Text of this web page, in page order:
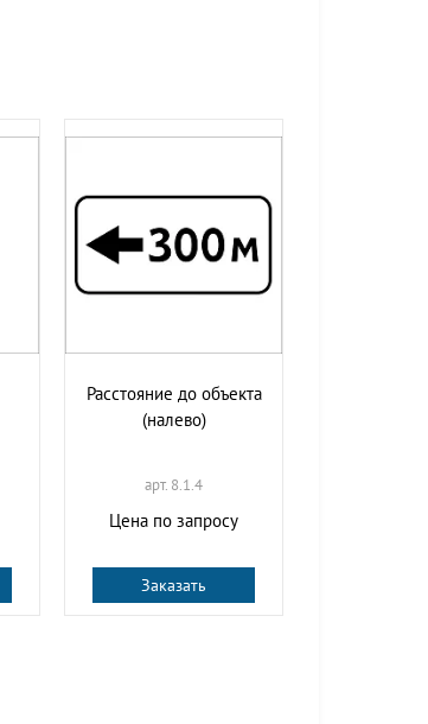
Расстояние до объекта
(налево)
арт. 8.1.4
Цена по запросу
Заказать